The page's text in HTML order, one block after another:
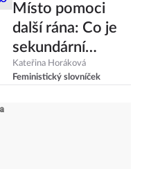
Místo pomoci
další rána: Co je
sekundární
viktimizace a jak
jí předcházet?
Kateřina Horáková
Feministický slovníček